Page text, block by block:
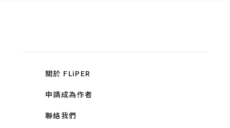
關於 FLiPER
申請成為作者
聯絡我們